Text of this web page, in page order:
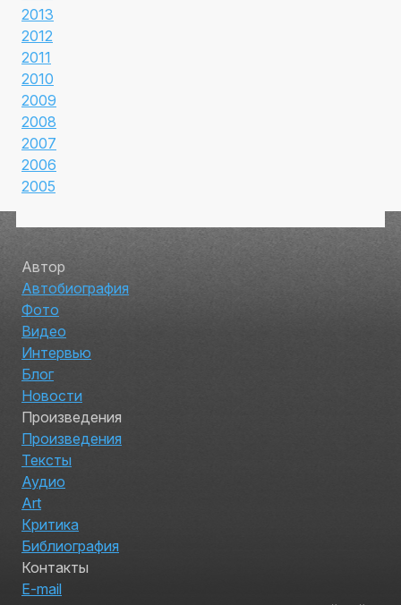
2013
2012
2011
2010
2009
2008
2007
2006
2005
Автор
Автобиография
Фото
Видео
Интервью
Блог
Новости
Произведения
Произведения
Тексты
Аудио
Art
Критика
Библиография
Контакты
E-mail